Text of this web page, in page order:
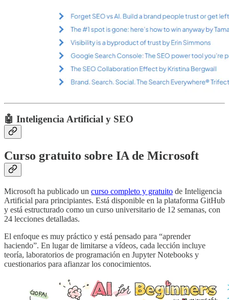
🤖 Inteligencia Artificial y SEO
Curso gratuito sobre IA de Microsoft
Microsoft ha publicado un curso completo y gratuito de Inteligencia
Artificial para principiantes. Está disponible en la plataforma GitHub
y está estructurado como un curso universitario de 12 semanas, con
24 lecciones detalladas.
El enfoque es muy práctico y está pensado para “aprender
haciendo”. En lugar de limitarse a vídeos, cada lección incluye
teoría, laboratorios de programación en Jupyter Notebooks y
cuestionarios para afianzar los conocimientos.